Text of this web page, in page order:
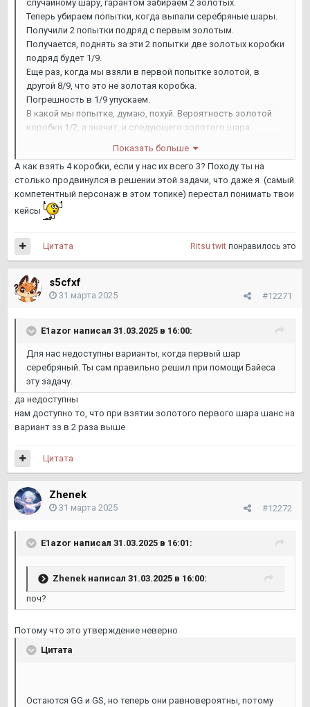
случайному шару, гарантом забираем 2 золотых.
Теперь убираем попытки, когда выпали серебряные шары.
Получили 2 попытки подряд с первым золотым.
Получается, поднять за эти 2 попытки две золотых коробки
подряд будет 1/9.
Еще раз, когда мы взяли в первой попытке золотой, в
другой 8/9, что это не золотая коробка.
Погрешность в 1/9 упускаем.
В какой мы попытке, думаю, похуй. Вероятность золотой
коробки 1/2, а значит, и следующего золотого шара.
Показать больше
А как взять 4 коробки, если у нас их всего 3? Походу ты на
столько продвинулся в решении этой задачи, что даже я (самый
компетентный персонаж в этом топике) перестал понимать твои
кейсы
Ritsu twit понравилось это
Цитата
s5cfxf
#12271
31 марта 2025
E1azor написал 31.03.2025 в 16:00:
Для нас недоступны варианты, когда первый шар
серебряный. Ты сам правильно решил при помощи Байеса
эту задачу.
да недоступны
нам доступно то, что при взятии золотого первого шара шанс на
вариант зз в 2 раза выше
Цитата
Zhenek
#12272
31 марта 2025
E1azor написал 31.03.2025 в 16:01:
Zhenek написал 31.03.2025 в 16:00:
поч?
Потому что это утверждение неверно
Цитата
Остаются GG и GS, но теперь они равновероятны, потому